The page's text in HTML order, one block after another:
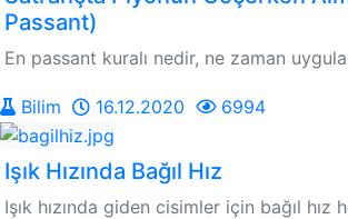
Passant)
En passant kuralı nedir, ne zaman
Bilim 16.12.2020 6994
Işık Hızında Bağıl Hız
Işık hızında giden cisimler için bağıl hız